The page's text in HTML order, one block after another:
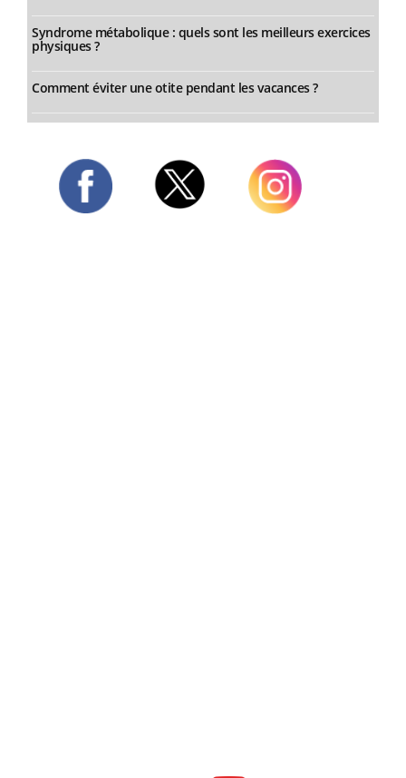
Syndrome métabolique : quels sont les meilleurs exercices
physiques ?
Comment éviter une otite pendant les vacances ?